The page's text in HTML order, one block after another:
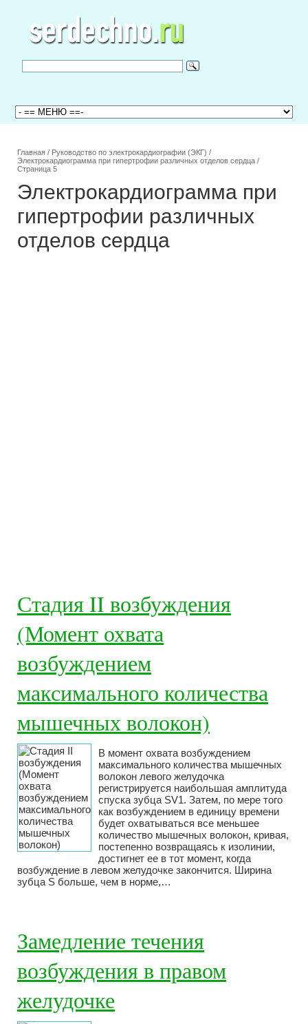
Главная / Руководство по электрокардиографии (ЭКГ) /
Электрокардиограмма при гипертрофии различных отделов сердца /
Страница 5
Электрокардиограмма при
гипертрофии различных
отделов сердца
Стадия II возбуждения
(Момент охвата
возбуждением
максимального количества
мышечных волокон)
В момент охвата возбуждением
максимального количества мышечных
волокон левого желудочка
регистрируется наибольшая амплитуда
спуска зубца SV1. Затем, по мере того
как возбуждением в единицу времени
будет охватываться все меньшее
количество мышечных волокон, кривая,
постепенно возвращаясь к изолинии,
достигнет ее в тот момент, когда
возбуждение в левом желудочке закончится. Ширина
зубца S больше, чем в норме,…
Замедление течения
возбуждения в правом
желудочке